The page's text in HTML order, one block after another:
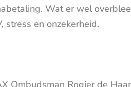
Wat er wel
en onzekerheid.
Ombudsman Rogier de